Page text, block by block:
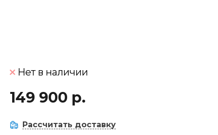
Нет в наличии
149 900 р.
Рассчитать доставку